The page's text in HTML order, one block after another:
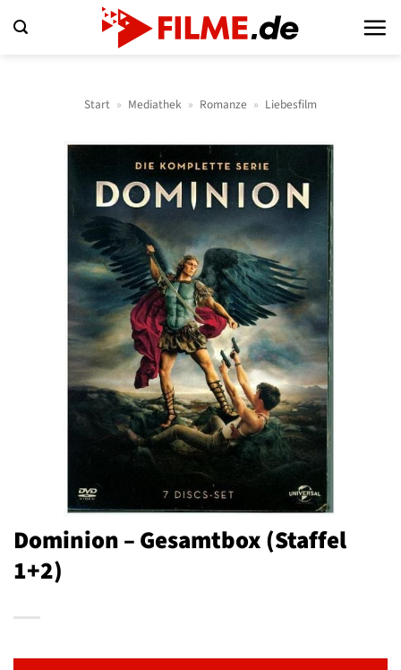
Inhalt
Start » Mediathek » Romanze » Liebesfilm
Dominion – Gesamtbox (Staffel
1+2)